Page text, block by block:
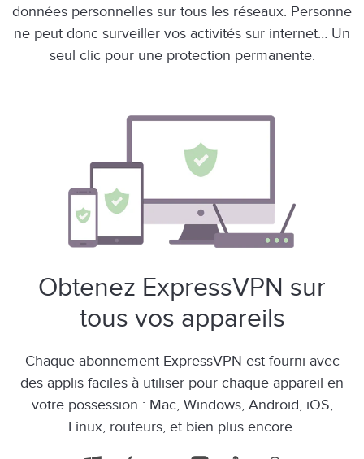
données personnelles sur tous les réseaux. Personne
ne peut donc surveiller vos activités sur internet… Un
seul clic pour une protection permanente.
Obtenez ExpressVPN sur
tous vos appareils
Chaque abonnement ExpressVPN est fourni avec
des applis faciles à utiliser pour chaque appareil en
votre possession : Mac, Windows, Android, iOS,
Linux, routeurs, et bien plus encore.